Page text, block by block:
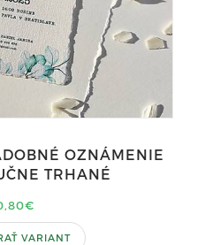
OZNÁMENIE
TRHANÉ
VARIANT